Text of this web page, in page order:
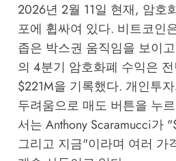
2026년 2월 11일 현재, 암호
포에 휩싸여 있다. 비트코인
좁은 박스권 움직임을 보이
의 4분기 암호화폐 수익은
$221M을 기록했다. 개인투
두려움으로 매도 버튼을 누
서는 Anthony Scaramucci
그리고 지금"이라며 여러 가